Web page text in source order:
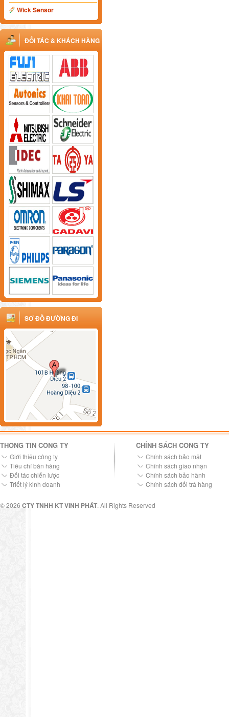
Wick Sensor
ĐỐI TÁC & KHÁCH HÀNG
SƠ ĐỒ ĐƯỜNG ĐI
THÔNG TIN CÔNG TY
Giới thiệu công ty
Tiêu chí bán hàng
Đối tác chiến lược
Triết lý kinh doanh
CHÍNH SÁCH CÔNG TY
Chính sách bảo mật
Chính sách giao nhận
Chính sách bảo hành
Chính sách đổi trả hàng
© 2026 CTY TNHH KT VINH PHÁT. All Rights Reserved